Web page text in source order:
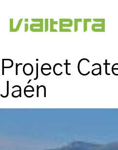
Project
Jaén